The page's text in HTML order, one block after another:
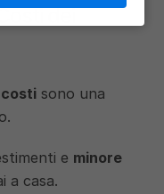
dei
costi sono una
e minore
a casa.